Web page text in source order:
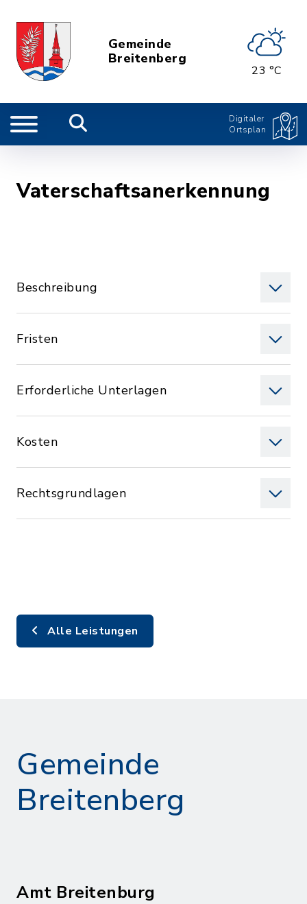
Gemeinde
Breitenberg
23 °C
Digitaler
Ortsplan
Vaterschaftsanerkennung
Beschreibung
Fristen
Erforderliche Unterlagen
Kosten
Rechtsgrundlagen
Alle Leistungen
Gemeinde
Breitenberg
Amt Breitenburg